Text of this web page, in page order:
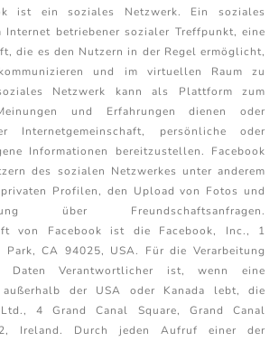
ist ein soziales Netzwerk. Ein soziales
betriebener sozialer Treffpunkt, eine
die es den Nutzern in der Regel ermöglicht,
und im virtuellen Raum zu
Netzwerk kann als Plattform zum
und Erfahrungen dienen oder
Internetgemeinschaft, persönliche oder
Informationen bereitzustellen. Facebook
des sozialen Netzwerkes unter anderem
Profilen, den Upload von Fotos und
über Freundschaftsanfragen.
von Facebook ist die Facebook, Inc., 1
Park, CA 94025, USA. Für die Verarbeitung
Daten Verantwortlicher ist, wenn eine
außerhalb der USA oder Kanada lebt, die
4 Grand Canal Square, Grand Canal
Ireland. Durch jeden Aufruf einer der